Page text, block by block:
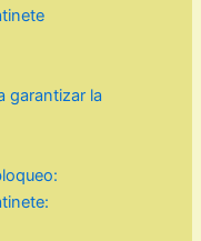
garantizar la